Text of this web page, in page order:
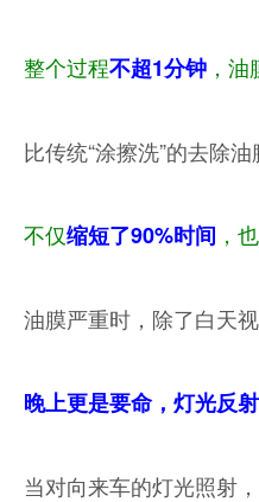
整个过程不超1分钟 ，
比传统“涂擦洗”的去除
不仅缩短了90%时间 ，
油膜严重时，除了白天
晚上更是要命，灯光反
当对向来车的灯光照射